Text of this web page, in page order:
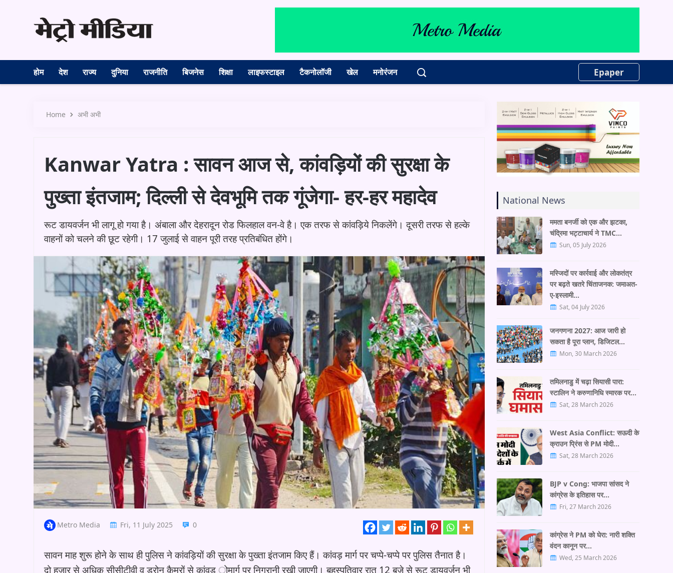
होम देश राज्य दुनिया राजनीति बिजनेस शिक्षा लाइफस्टाइल टैकनोलॉजी खेल मनोरंजन Epaper
Home अभी अभी
Kanwar Yatra : सावन आज से, कांवड़ियों की सुरक्षा के
पुख्ता इंतजाम; दिल्ली से देवभूमि तक गूंजेगा- हर-हर महादेव
रूट डायवर्जन भी लागू हो गया है। अंबाला और देहरादून रोड फिलहाल वन-वे है। एक तरफ से कांवड़िये निकलेंगे। दूसरी तरफ से हल्के
वाहनों को चलने की छूट रहेगी। 17 जुलाई से वाहन पूरी तरह प्रतिबंधित होंगे।
Metro Media Fri, 11 July 2025 0
सावन माह शुरू होने के साथ ही पुलिस ने कांवड़ियों की सुरक्षा के पुख्ता इंतजाम किए हैं। कांवड़ मार्ग पर चप्पे-चप्पे पर पुलिस तैनात है।
दो हजार से अधिक सीसीटीवी व ड्रोन कैमरों से कांवड़ ोमार्ग पर निगरानी रखी जाएगी। बृहस्पतिवार रात 12 बजे से रूट डायवर्जन भी
National News
ममता बनर्जी को एक और झटका,
चंद्रिमा भट्टाचार्य ने TMC…
Sun, 05 July 2026
मस्जिदों पर कार्रवाई और लोकतंत्र
पर बढ़ते खतरे चिंताजनक: जमाअत-
ए-इस्लामी…
Sat, 04 July 2026
जनगणना 2027: आज जारी हो
सकता है पूरा प्लान, डिजिटल…
Mon, 30 March 2026
तमिलनाडु में चढ़ा सियासी पारा:
स्टालिन ने करुणानिधि स्मारक पर…
Sat, 28 March 2026
West Asia Conflict: सऊदी के
क्राउन प्रिंस से PM मोदी…
Sat, 28 March 2026
BJP v Cong: भाजपा सांसद ने
कांग्रेस के इतिहास पर…
Fri, 27 March 2026
कांग्रेस ने PM को घेरा: नारी शक्ति
वंदन कानून पर…
Wed, 25 March 2026